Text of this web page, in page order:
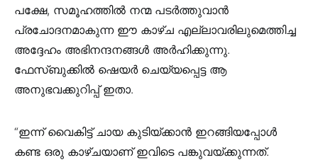
പക്ഷേ, സമൂഹത്തിൽ നന്മ പടർത്തുവാൻ
പ്രചോദനമാകുന്ന ഈ കാഴ്ച എല്ലാവരിലുമെത്തിച്ച
അദ്ദേഹം അഭിനന്ദനങ്ങൾ അർഹിക്കുന്നു.
ഫേസ്‌ബുക്കിൽ ഷെയർ ചെയ്യപ്പെട്ട ആ
അനുഭവക്കുറിപ്പ് ഇതാ.
“ഇന്ന് വൈകിട്ട് ചായ കുടിയ്ക്കാൻ ഇറങ്ങിയപ്പോൾ
കണ്ട ഒരു കാഴ്ചയാണ് ഇവിടെ പങ്കുവയ്ക്കുന്നത്.